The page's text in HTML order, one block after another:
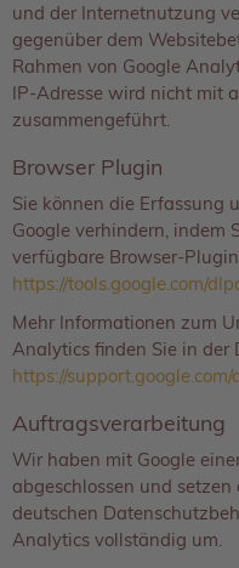
und der Internetnutzung
gegenüber dem
Rahmen von Google
IP-Adresse wird nicht mit
zusammengeführt.
Browser Plugin
Sie können die Erfassung
Google verhindern, indem
verfügbare Browser-
https://tools.google.com/
Mehr Informationen zum
Analytics finden Sie in der
https://
Auftragsverarbeitung
Wir haben mit Google
abgeschlossen und
deutschen
Analytics vollständig um.